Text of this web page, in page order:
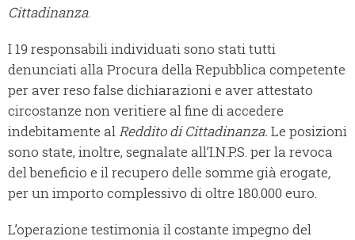
Cittadinanza.
I 19 responsabili individuati sono stati tutti
denunciati alla Procura della Repubblica competente
per aver reso false dichiarazioni e aver attestato
circostanze non veritiere al fine di accedere
indebitamente alReddito di Cittadinanza. Le posizioni
sono state, inoltre, segnalate all’I.N.P.S. per la revoca
del beneficio e il recupero delle somme già erogate,
per un importo complessivo di oltre 180.000 euro.
L’operazione testimonia il costante impegno del